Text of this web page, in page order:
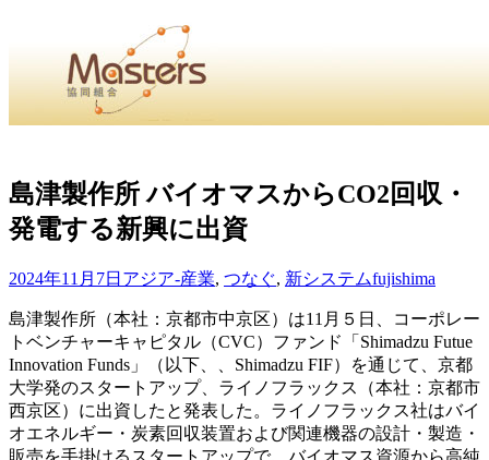
せ・
・Home・ ・理 念・ ・沿 革・ ・組織図・ ・会
協同組合Masters／
国土交通省・経済産業省・農林水産省・厚生労働省 認可
Masters組合員ログイン
島津製作所 バイオマスからCO2回収・
発電する新興に出資
2024年11月7日 アジア-産業, つなぐ, 新システムfujishima
島津製作所（本社：京都市中京区）は11月５日、コーポレー
トベンチャーキャピタル（CVC）ファンド「Shimadzu Futue
Innovation Funds」（以下、、Shimadzu FIF）を通じて、京都
大学発のスタートアップ、ライノフラックス（本社：京都市
西京区）に出資したと発表した。ライノフラックス社はバイ
オエネルギー・炭素回収装置および関連機器の設計・製造・
販売を手掛けるスタートアップで、バイオマス資源から高純